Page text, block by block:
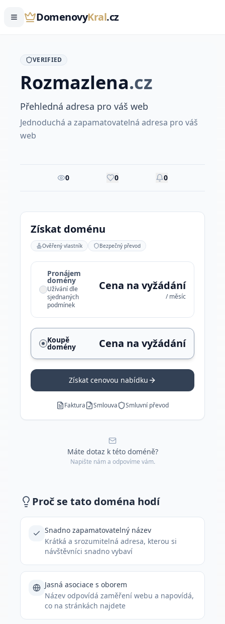
DomenovyKral.cz
VERIFIED
Rozmazlena.cz
Přehledná adresa pro váš web
Jednoduchá a zapamatovatelná adresa pro váš
web
0 0 0
Získat doménu
Ověřený vlastník Bezpečný převod
Pronájem
domény
Užívání dle
sjednaných
podmínek
Cena na vyžádání
/ měsíc
Koupě
domény Cena na vyžádání
Získat cenovou nabídku
Faktura Smlouva Smluvní převod
Máte dotaz k této doméně?
Napište nám a odpovíme vám.
Proč se tato doména hodí
Snadno zapamatovatelný název
Krátká a srozumitelná adresa, kterou si
návštěvníci snadno vybaví
Jasná asociace s oborem
Název odpovídá zaměření webu a napovídá,
co na stránkách najdete